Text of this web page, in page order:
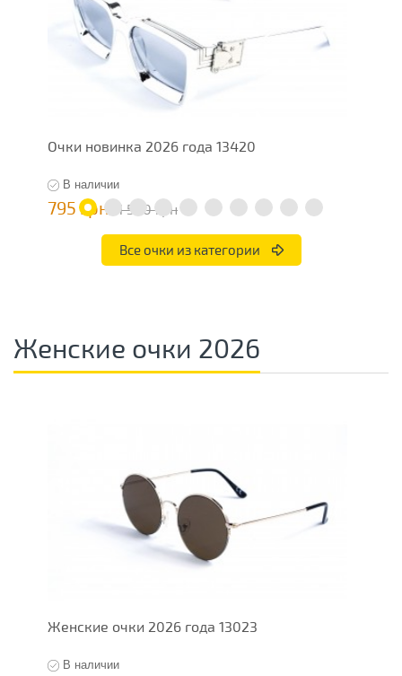
Очки новинка 2026 года 13420
В наличии
795 грн 1 590 грн
Все очки из категории
Женские очки 2026
Женские очки 2026 года 13023
В наличии